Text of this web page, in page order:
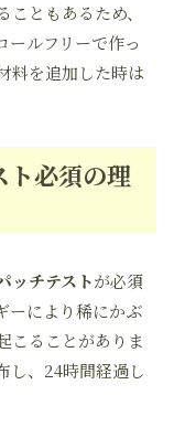
ともあるため、
ールフリーで作っ
料を追加した時は
ト必須の理
ッチテストが必須
ーにより稀にかぶ
こることがありま
し、24時間経過し